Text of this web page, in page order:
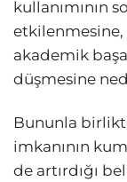
kullanımının
etkilenmesine,
akademik
düşmesine
Bununla
imkanının
de artırdığı